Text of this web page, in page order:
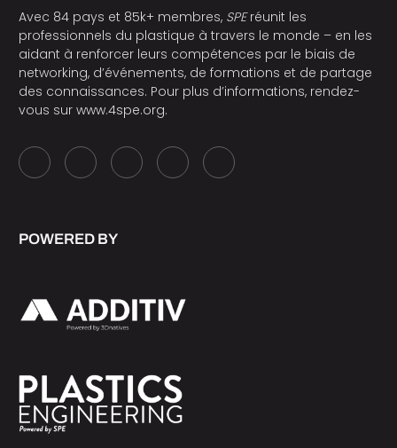
Avec 84 pays et 85k+ membres, SPEréunit les
professionnels du plastique à travers le monde – en les
aidant à renforcer leurs compétences par le biais de
networking, d’événements, de formations et de partage
des connaissances. Pour plus d’informations, rendez-
vous sur www.4spe.org.
POWERED BY